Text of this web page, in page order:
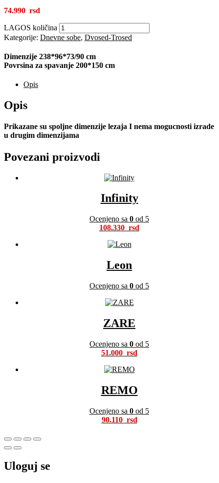
74.990
LAGOS količina
Kategorije: Dnevne sobe, Dvosed-Trosed
Dimenzije 238*96*73/90 cm
Povrsina za spavanje 200*150 cm
Opis
Opis
Prikazane su spoljne dimenzije lezaja I nema mogucnosti izrade
u drugim dimenzijama
Povezani proizvodi
Infinity
Ocenjeno sa 0 od 5
108.330
Leon
Ocenjeno sa 0 od 5
ZARE
Ocenjeno sa 0 od 5
51.000
REMO
Ocenjeno sa 0 od 5
90.110
Uloguj se